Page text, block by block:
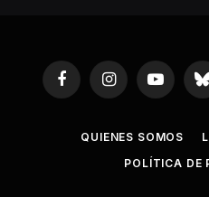
FacebookInstagramYouTube
QUIENES SOMOS
POLÍTICA DE